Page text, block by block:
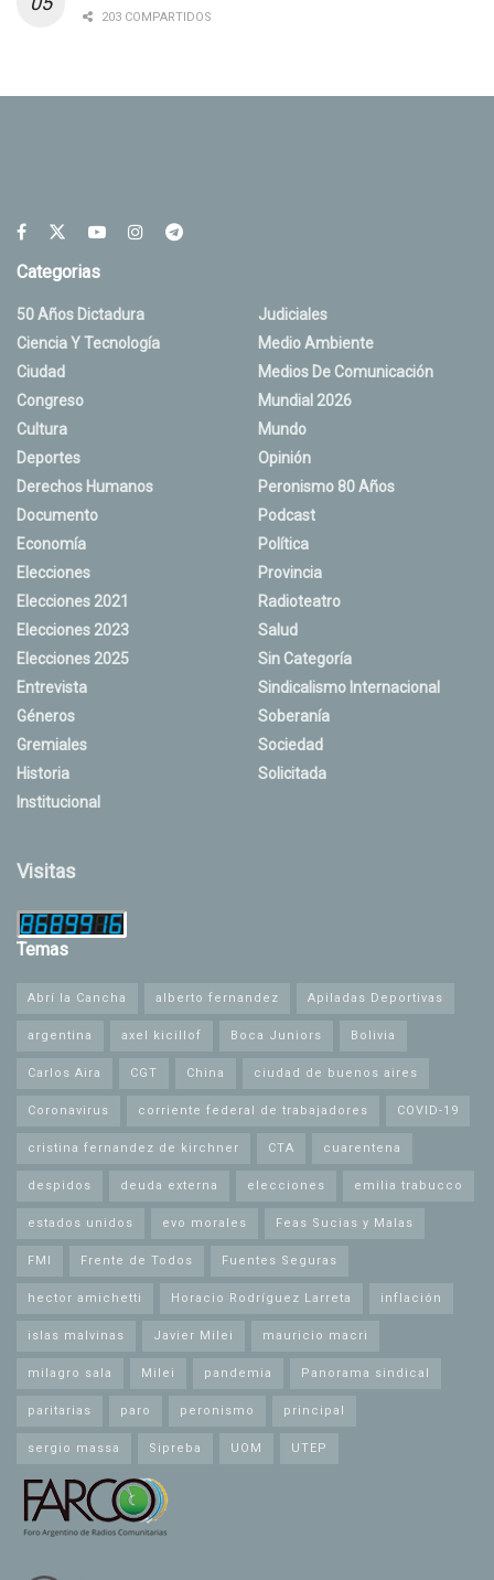
203 COMPARTIDOS
Categorias
50 Años Dictadura
Ciencia Y Tecnología
Ciudad
Congreso
Cultura
Deportes
Derechos Humanos
Documento
Economía
Elecciones
Elecciones 2021
Elecciones 2023
Elecciones 2025
Entrevista
Géneros
Gremiales
Historia
Institucional
Judiciales
Medio Ambiente
Medios De Comunicación
Mundial 2026
Mundo
Opinión
Peronismo 80 Años
Podcast
Política
Provincia
Radioteatro
Salud
Sin Categoría
Sindicalismo Internacional
Soberanía
Sociedad
Solicitada
Visitas
Temas
Abrí la Cancha alberto fernandez Apiladas Deportivas
argentina axel kicillof Boca Juniors Bolivia
Carlos Aira CGT China ciudad de buenos aires
Coronavirus corriente federal de trabajadores COVID-19
cristina fernandez de kirchner CTA cuarentena
despidos deuda externa elecciones emilia trabucco
estados unidos evo morales Feas Sucias y Malas
FMI Frente de Todos Fuentes Seguras
hector amichetti Horacio Rodríguez Larreta inflación
islas malvinas Javier Milei mauricio macri
milagro sala Milei pandemia Panorama sindical
paritarias paro peronismo principal
sergio massa Sipreba UOM UTEP